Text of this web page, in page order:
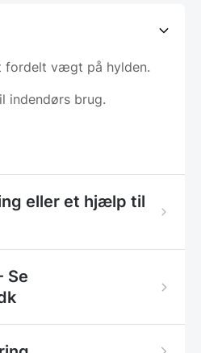
fordelt vægt på hylden.
indendørs brug.
eller et hjælp til
Se